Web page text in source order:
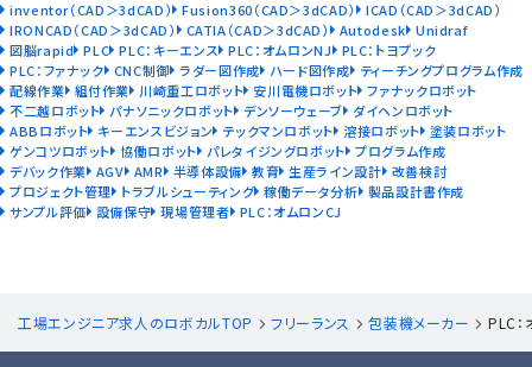
inventor（CAD＞3dCAD） Fusion360（CAD＞3dCAD）
ICAD（CAD＞3dCAD）
IRONCAD（CAD＞3dCAD）
CATIA（CAD＞3dCAD） Autodesk Unidraf
図脳rapid PLC PLC：キーエンス PLC：オムロンNJ
PLC：トヨプック
PLC：ファナック CNC制御 ラダー図作成 ハード図作成
ティーチングプログラム作成
配線作業 組付作業 川崎重工ロボット 安川電機ロボット ファナックロボット
不二越ロボット パナソニックロボット デンソーウェーブ ダイヘンロボット
ABBロボット キーエンスビジョン テックマンロボット 溶接ロボット 塗装ロボット
ゲンコツロボット 協働ロボット パレタイジングロボット プログラム作成
デバック作業 AGV AMR 半導体設備 教育 生産ライン設計 改善検討
プロジェクト管理 トラブルシューティング 稼働データ分析 製品設計書作成
サンプル評価 設備保守 現場管理者 PLC：オムロンCJ
工場エンジニア求人のロボカルTOP フリーランス 包装機メーカー PLC